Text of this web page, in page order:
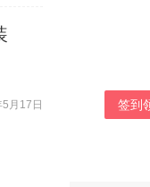
月17日 签到